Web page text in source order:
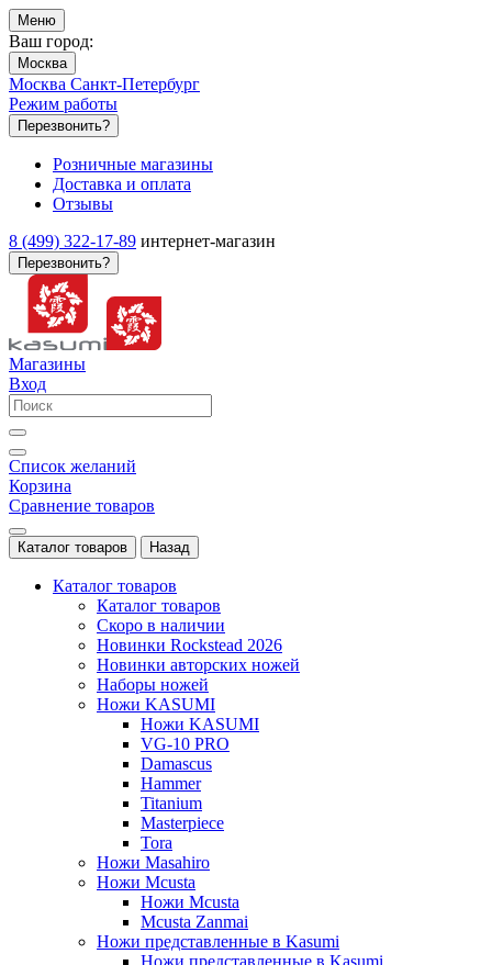
Меню
Ваш город:
Москва
Москва Санкт-Петербург
Режим работы
Перезвонить?
Розничные магазины
Доставка и оплата
Отзывы
8 (499) 322-17-89 интернет-магазин
Перезвонить?
Магазины
Вход
Список желаний
Корзина
Сравнение товаров
Каталог товаров Назад
Каталог товаров
Каталог товаров
Скоро в наличии
Новинки Rockstead 2026
Новинки авторских ножей
Наборы ножей
Ножи KASUMI
Ножи KASUMI
VG-10 PRO
Damascus
Hammer
Titanium
Masterpiece
Tora
Ножи Masahiro
Ножи Mcusta
Ножи Mcusta
Mcusta Zanmai
Ножи представленные в Kasumi
Ножи представленные в Kasumi